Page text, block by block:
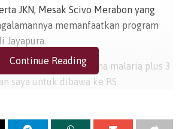
JKN, Mesak Scivo Merabon yang
memanfaatkan program
Jayapura.
saya pernah terkena malaria plus 3
saya untuk dibawa ke RS
Continue Reading